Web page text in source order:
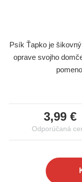
Psík Ťapko je
oprave svojho
3,99 €
Odporúčaná